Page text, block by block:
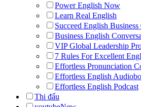
Power English Now
Learn Real English
Succeed English Business
Business English
VIP Global Leadership
7 Rules For Excellent
Effortless Pronunciation
Effortless English
Effortless English Podcast
Thi đấu